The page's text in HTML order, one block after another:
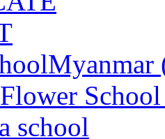
school